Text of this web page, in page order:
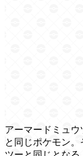
アーマードミュ
と同じポケモン